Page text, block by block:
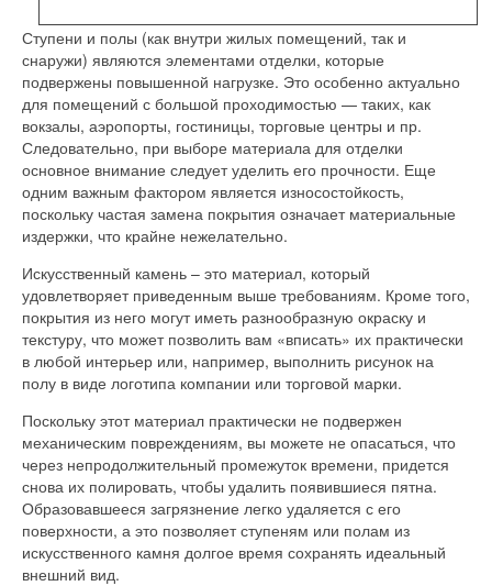
Ступени и полы (как внутри жилых помещений, так и
снаружи) являются элементами отделки, которые
подвержены повышенной нагрузке. Это особенно актуально
для помещений с большой проходимостью — таких, как
вокзалы, аэропорты, гостиницы, торговые центры и пр.
Следовательно, при выборе материала для отделки
основное внимание следует уделить его прочности. Еще
одним важным фактором является износостойкость,
поскольку частая замена покрытия означает материальные
издержки, что крайне нежелательно.
Искусственный камень – это материал, который
удовлетворяет приведенным выше требованиям. Кроме того,
покрытия из него могут иметь разнообразную окраску и
текстуру, что может позволить вам «вписать» их практически
в любой интерьер или, например, выполнить рисунок на
полу в виде логотипа компании или торговой марки.
Поскольку этот материал практически не подвержен
механическим повреждениям, вы можете не опасаться, что
через непродолжительный промежуток времени, придется
снова их полировать, чтобы удалить появившиеся пятна.
Образовавшееся загрязнение легко удаляется с его
поверхности, а это позволяет ступеням или полам из
искусственного камня долгое время сохранять идеальный
внешний вид.